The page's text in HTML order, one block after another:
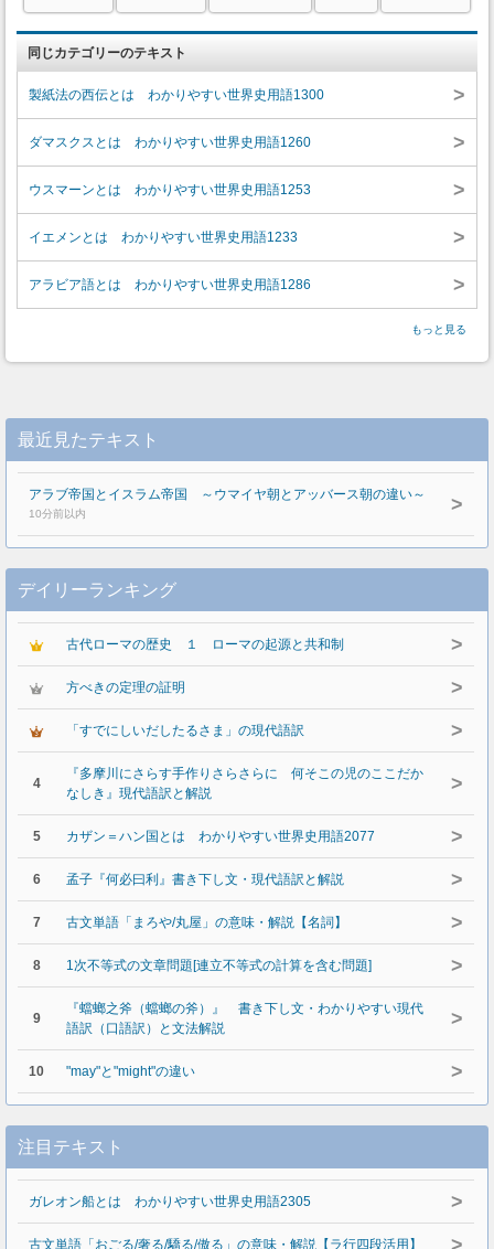
同じカテゴリーのテキスト
製紙法の西伝とは わかりやすい世界史用語1300 >
ダマスクスとは わかりやすい世界史用語1260 >
ウスマーンとは わかりやすい世界史用語1253 >
イエメンとは わかりやすい世界史用語1233 >
アラビア語とは わかりやすい世界史用語1286 >
もっと見る
最近見たテキスト
アラブ帝国とイスラム帝国 ～ウマイヤ朝とアッバース朝の違い～
10分前以内 >
デイリーランキング
古代ローマの歴史 １ ローマの起源と共和制 >
方べきの定理の証明 >
「すでにしいだしたるさま」の現代語訳 >
4
『多摩川にさらす手作りさらさらに 何そこの児のここだか
なしき』現代語訳と解説
>
5 カザン＝ハン国とは わかりやすい世界史用語2077 >
6 孟子『何必曰利』書き下し文・現代語訳と解説 >
7 古文単語「まろや/丸屋」の意味・解説【名詞】 >
8 1次不等式の文章問題[連立不等式の計算を含む問題] >
9
『蟷螂之斧（蟷螂の斧）』 書き下し文・わかりやすい現代
語訳（口語訳）と文法解説
>
10 "may"と"might"の違い >
注目テキスト
ガレオン船とは わかりやすい世界史用語2305 >
古文単語「おごる/奢る/驕る/傲る」の意味・解説【ラ行四段活用】 >